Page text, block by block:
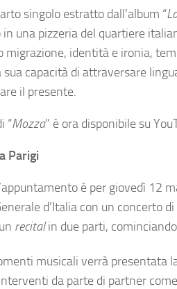
singolo estratto dall’album “
una pizzeria del quartiere
migrazione, identità e ironia,
capacità di attraversare
il presente.
“Mozza” è ora disponibile su
Parigi
è per giovedì 12
d’Italia con un concerto
recitalin due parti,
musicali verrà presentata
da parte di partner come